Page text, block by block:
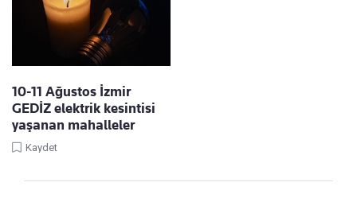
10-11 Ağustos İzmir
GEDİZ elektrik kesintisi
yaşanan mahalleler
Kaydet